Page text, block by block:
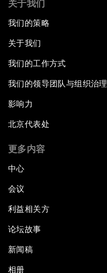
关于我们
我们的策略
关于我们
我们的工作方式
我们的领导团队与组织治理
影响力
北京代表处
更多内容
中心
会议
利益相关方
论坛故事
新闻稿
相册